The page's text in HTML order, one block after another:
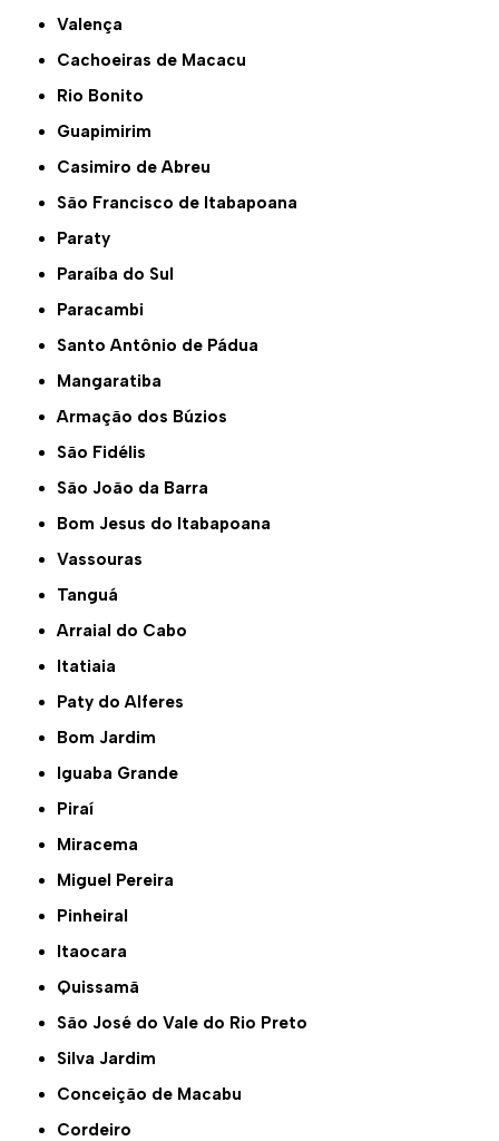
Valença
Cachoeiras de Macacu
Rio Bonito
Guapimirim
Casimiro de Abreu
São Francisco de Itabapoana
Paraty
Paraíba do Sul
Paracambi
Santo Antônio de Pádua
Mangaratiba
Armação dos Búzios
São Fidélis
São João da Barra
Bom Jesus do Itabapoana
Vassouras
Tanguá
Arraial do Cabo
Itatiaia
Paty do Alferes
Bom Jardim
Iguaba Grande
Piraí
Miracema
Miguel Pereira
Pinheiral
Itaocara
Quissamã
São José do Vale do Rio Preto
Silva Jardim
Conceição de Macabu
Cordeiro